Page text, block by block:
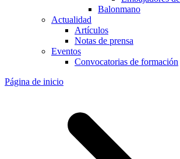
Balonmano
Actualidad
Artículos
Notas de prensa
Eventos
Convocatorias de formación
Página de inicio